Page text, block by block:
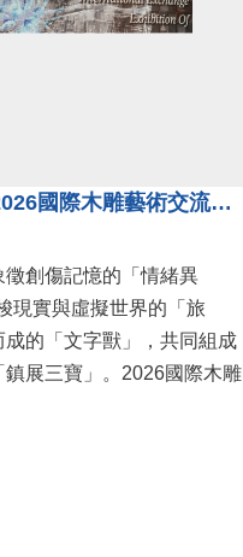
「鎮展三寶」亮相！2026國際木雕藝術交流展登場 國際木雕競賽得獎入圍名單同步揭曉
創傷記憶的「情緒異
現實與虛擬世界的「旅
的「文字獸」，共同組成
展三寶」。2026國際木雕